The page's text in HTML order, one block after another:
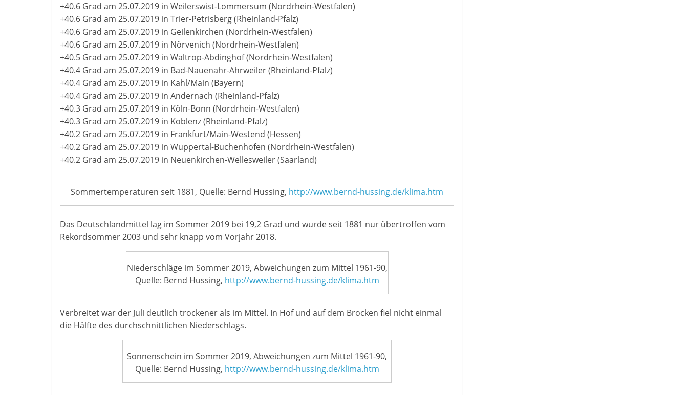
+40.6 Grad am 25.07.2019 in Weilerswist-Lommersum (Nordrhein-Westfalen)
+40.6 Grad am 25.07.2019 in Trier-Petrisberg (Rheinland-Pfalz)
+40.6 Grad am 25.07.2019 in Geilenkirchen (Nordrhein-Westfalen)
+40.6 Grad am 25.07.2019 in Nörvenich (Nordrhein-Westfalen)
+40.5 Grad am 25.07.2019 in Waltrop-Abdinghof (Nordrhein-Westfalen)
+40.4 Grad am 25.07.2019 in Bad-Nauenahr-Ahrweiler (Rheinland-Pfalz)
+40.4 Grad am 25.07.2019 in Kahl/Main (Bayern)
+40.4 Grad am 25.07.2019 in Andernach (Rheinland-Pfalz)
+40.3 Grad am 25.07.2019 in Köln-Bonn (Nordrhein-Westfalen)
+40.3 Grad am 25.07.2019 in Koblenz (Rheinland-Pfalz)
+40.2 Grad am 25.07.2019 in Frankfurt/Main-Westend (Hessen)
+40.2 Grad am 25.07.2019 in Wuppertal-Buchenhofen (Nordrhein-Westfalen)
+40.2 Grad am 25.07.2019 in Neuenkirchen-Wellesweiler (Saarland)
Sommertemperaturen seit 1881, Quelle: Bernd Hussing, http://www.bernd-hussing.de/klima.htm
Das Deutschlandmittel lag im Sommer 2019 bei 19,2 Grad und wurde seit 1881 nur übertroffen vom
Rekordsommer 2003 und sehr knapp vom Vorjahr 2018.
Niederschläge im Sommer 2019, Abweichungen zum Mittel 1961-90,
Quelle: Bernd Hussing, http://www.bernd-hussing.de/klima.htm
Verbreitet war der Juli deutlich trockener als im Mittel. In Hof und auf dem Brocken fiel nicht einmal
die Hälfte des durchschnittlichen Niederschlags.
Sonnenschein im Sommer 2019, Abweichungen zum Mittel 1961-90,
Quelle: Bernd Hussing, http://www.bernd-hussing.de/klima.htm